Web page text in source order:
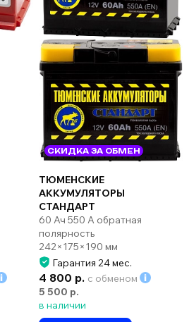
СКИДКА ЗА ОБМЕН
ТЮМЕНСКИЕ
АККУМУЛЯТОРЫ
СТАНДАРТ
60 Ач 550 А обратная
полярность
242×175×190 мм
Гарантия 24 мес.
4 800 р. с обменом
5 500 р.
в наличии